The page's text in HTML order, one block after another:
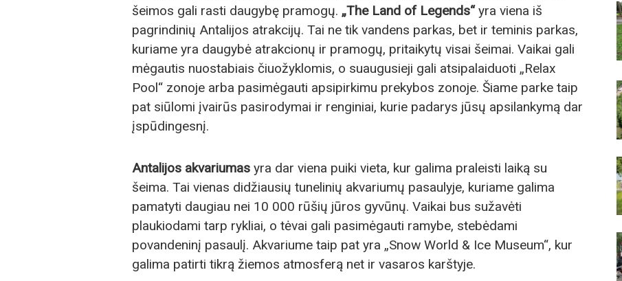
šeimos gali rasti daugybę pramogų. „The Land of Legends“yra viena iš
pagrindinių Antalijos atrakcijų. Tai ne tik vandens parkas, bet ir teminis parkas,
kuriame yra daugybė atrakcionų ir pramogų, pritaikytų visai šeimai. Vaikai gali
mėgautis nuostabiais čiuožyklomis, o suaugusieji gali atsipalaiduoti „Relax
Pool“ zonoje arba pasimėgauti apsipirkimu prekybos zonoje. Šiame parke taip
pat siūlomi įvairūs pasirodymai ir renginiai, kurie padarys jūsų apsilankymą dar
įspūdingesnį.
Antalijos akvariumas yra dar viena puiki vieta, kur galima praleisti laiką su
šeima. Tai vienas didžiausių tunelinių akvariumų pasaulyje, kuriame galima
pamatyti daugiau nei 10 000 rūšių jūros gyvūnų. Vaikai bus sužavėti
plaukiodami tarp rykliai, o tėvai gali pasimėgauti ramybe, stebėdami
povandeninį pasaulį. Akvariume taip pat yra „Snow World & Ice Museum“, kur
galima patirti tikrą žiemos atmosferą net ir vasaros karštyje.